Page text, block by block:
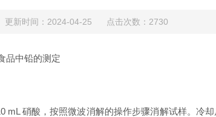
更新时间：2024-04-25 点击次数：2730
品中铅的测定
硝酸，按照微波消解的操作步骤消解试样。冷